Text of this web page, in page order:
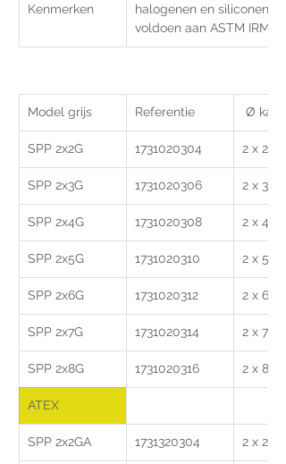
Kenmerken
halogenen en siliconen
voldoen aan ASTM IRM
Model grijs Referentie Ø
SPP 2x2G 1731020304 2 x 2
SPP 2x3G 1731020306 2 x 3
SPP 2x4G 1731020308 2 x 4
SPP 2x5G 1731020310 2 x 5
SPP 2x6G 1731020312 2 x 6
SPP 2x7G 1731020314 2 x 7
SPP 2x8G 1731020316 2 x 8
ATEX
SPP 2x2GA 1731320304 2 x 2